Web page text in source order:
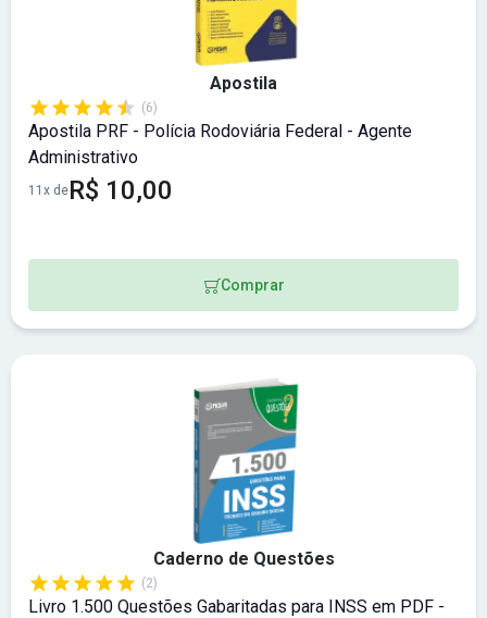
Apostila
(6)
Apostila PRF - Polícia Rodoviária Federal - Agente
Administrativo
11x deR$ 10,00
Comprar
Caderno de Questões
(2)
Livro 1.500 Questões Gabaritadas para INSS em PDF -